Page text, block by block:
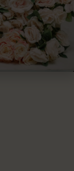
kami.
Di waktu yang tak
semesta
sama-sama
sabar, tentang
cinta yang